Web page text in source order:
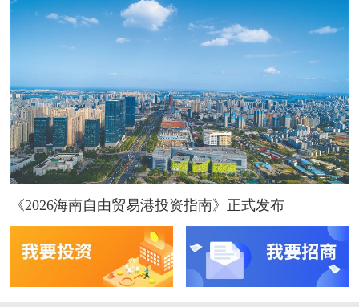
《2026海南自由贸易港投资指南》正式发布